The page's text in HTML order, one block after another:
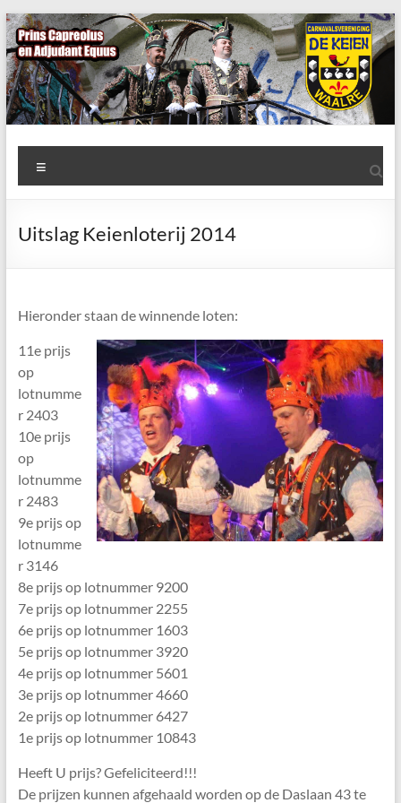
Ga
naar
de
inhoud
AWC
de
Keien
De
Uitslag Keienloterij 2014
Hieronder staan de winnende loten:
11e prijs
op
lotnumme
r 2403
10e prijs
op
lotnumme
r 2483
9e prijs op
lotnumme
r 3146
8e prijs op lotnummer 9200
7e prijs op lotnummer 2255
6e prijs op lotnummer 1603
5e prijs op lotnummer 3920
4e prijs op lotnummer 5601
3e prijs op lotnummer 4660
2e prijs op lotnummer 6427
1e prijs op lotnummer 10843
Heeft U prijs? Gefeliciteerd!!!
De prijzen kunnen afgehaald worden op de Daslaan 43 te